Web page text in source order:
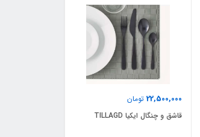
22,500,000 تومان
قاشق و چنگال ایکیا TILLAGD